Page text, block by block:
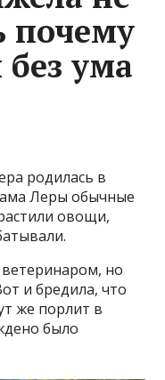
почему
ума
родилась в
Леры обычные
овощи,
но
и бредила, что
же порлит в
было